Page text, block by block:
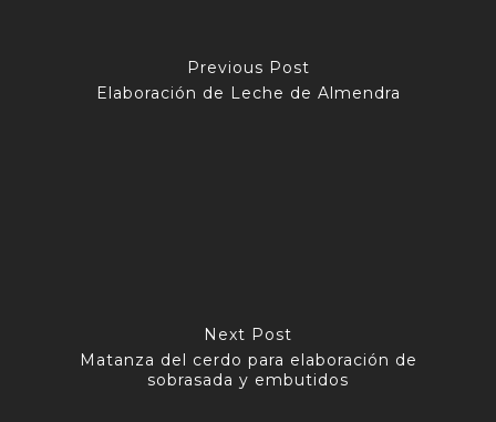
Previous Post
Elaboración de Leche de Almendra
Next Post
Matanza del cerdo para elaboración de
sobrasada y embutidos